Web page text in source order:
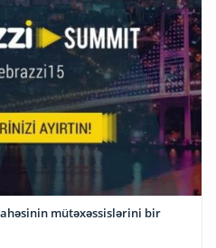
mütəxəssislərini bir